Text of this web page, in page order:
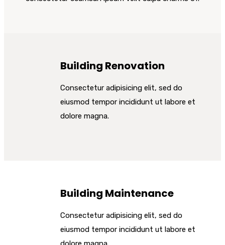
Building Renovation
Consectetur adipisicing elit, sed do
eiusmod tempor incididunt ut labore et
dolore magna.
Building Maintenance
Consectetur adipisicing elit, sed do
eiusmod tempor incididunt ut labore et